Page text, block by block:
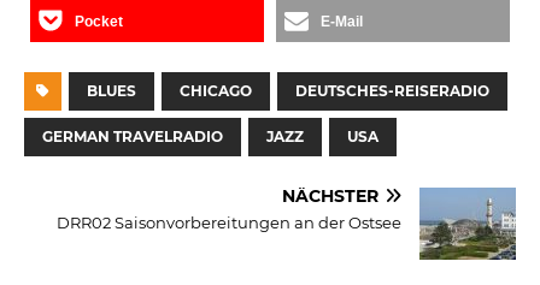
Pocket E-Mail
BLUES CHICAGO DEUTSCHES-REISERADIO
GERMAN TRAVELRADIO JAZZ USA
NÄCHSTER
DRR02 Saisonvorbereitungen an der Ostsee